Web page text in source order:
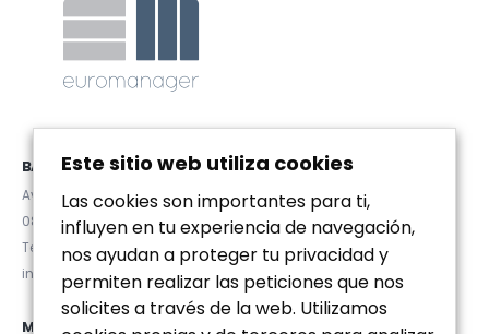
BARCELONA
Avda. Diagonal 467, Pral. 2ª
08036 (Barcelona)
Tel. (+34) 93 467 84 67
info@euromanager.es
MADRID
Este sitio web utiliza cookies
Las cookies son importantes para ti,
influyen en tu experiencia de navegación,
nos ayudan a proteger tu privacidad y
permiten realizar las peticiones que nos
solicites a través de la web. Utilizamos